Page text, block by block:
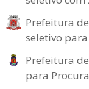
Prefeitura
seletivo
Prefeitura
para